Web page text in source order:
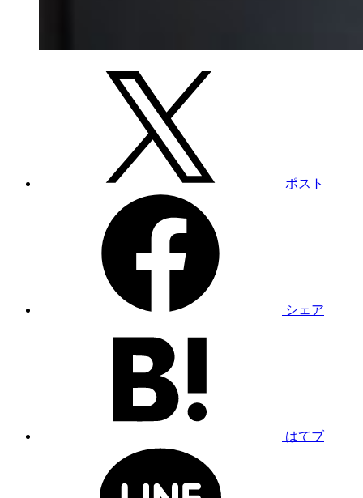
ポスト
シェア
はてブ